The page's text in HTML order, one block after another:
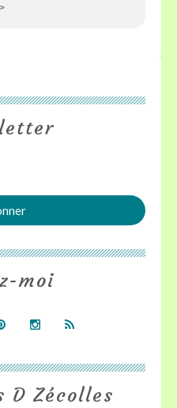
D Zécolles
moi